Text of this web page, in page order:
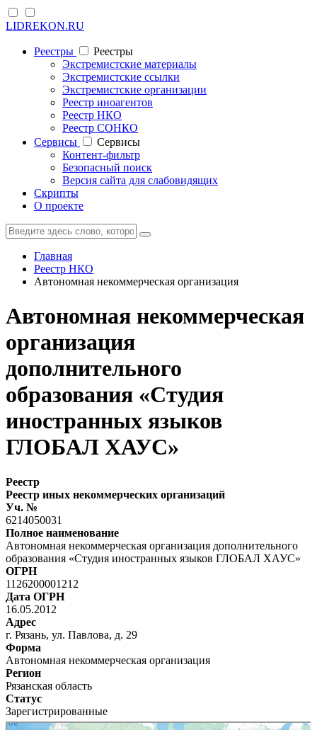
LIDREKON.RU
Реестры
Реестры
Экстремистские материалы
Экстремистские ссылки
Экстремистские организации
Реестр иноагентов
Реестр НКО
Реестр СОНКО
Cервисы
Cервисы
Контент-фильтр
Безопасный поиск
Версия сайта для слабовидящих
Скрипты
О проекте
Главная
Реестр НКО
Автономная некоммерческая организация
Автономная некоммерческая
организация
дополнительного
образования «Студия
иностранных языков
ГЛОБАЛ ХАУС»
Реестр
Реестр иных некоммерческих организаций
Уч. №
6214050031
Полное наименование
Автономная некоммерческая организация дополнительного
образования «Студия иностранных языков ГЛОБАЛ ХАУС»
ОГРН
1126200001212
Дата ОГРН
16.05.2012
Адрес
г. Рязань, ул. Павлова, д. 29
Форма
Автономная некоммерческая организация
Регион
Рязанская область
Статус
Зарегистрированные